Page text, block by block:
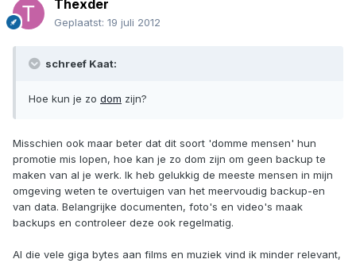
Thexder
Geplaatst: 19 juli 2012
schreef Kaat:
Hoe kun je zo dom zijn?
Misschien ook maar beter dat dit soort 'domme mensen' hun
promotie mis lopen, hoe kan je zo dom zijn om geen backup te
maken van al je werk. Ik heb gelukkig de meeste mensen in mijn
omgeving weten te overtuigen van het meervoudig backup-en
van data. Belangrijke documenten, foto's en video's maak
backups en controleer deze ook regelmatig.
Al die vele giga bytes aan films en muziek vind ik minder relevant,